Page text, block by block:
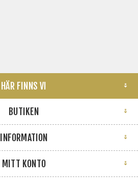
HÄR FINNS VI
BUTIKEN
INFORMATION
MITT KONTO